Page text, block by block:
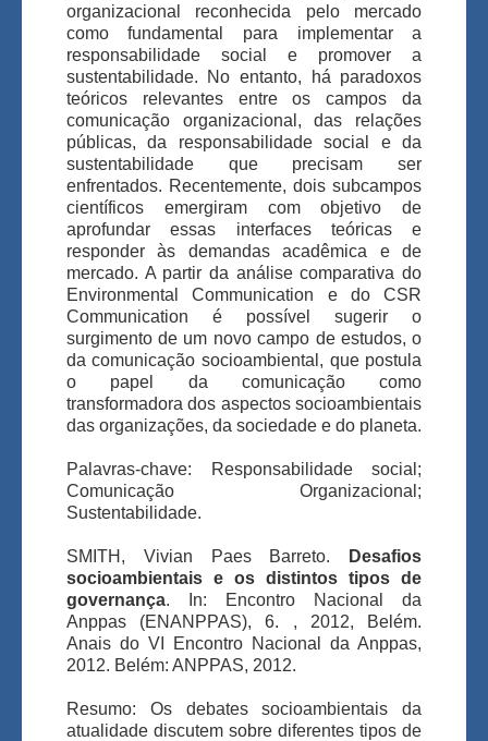
organizacional reconhecida pelo mercado
como fundamental para implementar a
responsabilidade social e promover a
sustentabilidade. No entanto, há paradoxos
teóricos relevantes entre os campos da
comunicação organizacional, das relações
públicas, da responsabilidade social e da
sustentabilidade que precisam ser
enfrentados. Recentemente, dois subcampos
científicos emergiram com objetivo de
aprofundar essas interfaces teóricas e
responder às demandas acadêmica e de
mercado. A partir da análise comparativa do
Environmental Communication e do CSR
Communication é possível sugerir o
surgimento de um novo campo de estudos, o
da comunicação socioambiental, que postula
o papel da comunicação como
transformadora dos aspectos socioambientais
das organizações, da sociedade e do planeta.
Palavras-chave: Responsabilidade social;
Comunicação Organizacional;
Sustentabilidade.
SMITH, Vivian Paes Barreto.
Desafios
socioambientais e os distintos tipos de
governança. In: Encontro Nacional da
Anppas (ENANPPAS), 6. , 2012, Belém.
Anais do VI Encontro Nacional da Anppas,
2012. Belém: ANPPAS, 2012.
Resumo: Os debates socioambientais da
atualidade discutem sobre diferentes tipos de